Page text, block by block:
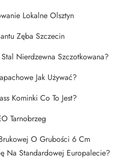
Lokalne Olsztyn
Zęba Szczecin
Stal Nierdzewna Szczotkowana?
Jak Używać?
Kominki Co To Jest?
Tarnobrzeg
O Grubości 6 Cm
Na Standardowej Europalecie?